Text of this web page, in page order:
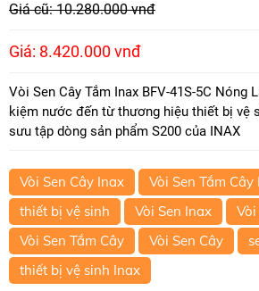
Giá cũ: 10.280.000 vnđ
Giá: 8.420.000 vnđ
Vòi Sen Cây Tắm Inax BFV-41S-5C Nóng
kiệm nước đến từ thương hiệu thiết bị vệ
sưu tập dòng sản phẩm S200 của INAX
Vòi Sen Cây Inax
Vòi Sen Tắm Cây
thiết bị vệ sinh
Vòi Sen Inax
Vòi Sen Tắm Cây
Vòi Sen Cây
thiết bị vệ sinh Inax